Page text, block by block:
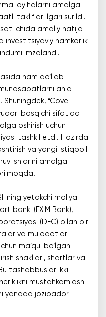
loyihalarni amalga
takliflar ilgari surildi.
ichida amaliy natija
investitsiyaviy hamkorlik
imzolandi.
ham qo‘llab-
aniq
“Cove
bosqichi sifatida
oshirish uchun
tashkil etdi. Hozirda
va yangi istiqbolli
ishlarini amalga
yetakchi moliya
banki (EXIM Bank),
(DFC) bilan bir
va muloqotlar
ma’qul bo‘lgan
shakllari, shartlar va
tashabbuslar ikki
mustahkamlash
yanada jozibador